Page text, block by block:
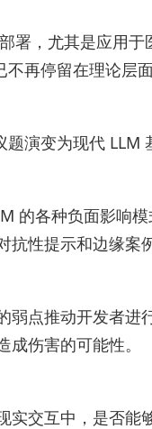
署，尤其是应用
再停留在理论层
演变为现代
的各种负面影响
抗性提示和边缘
弱点推动开发者进
伤害的可能性。
实交互中，是否